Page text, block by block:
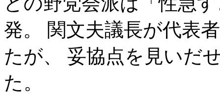
発。 関文夫議長が代表
たが、 妥協点を見いだ
た。